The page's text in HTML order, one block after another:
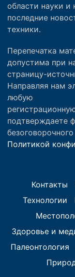
области науки и
последние
техники.
Перепечатка
допустима при
страницу-
Направляя нам
любую
подтверждаете
Политикой
Контакты
Технологии
Здоровье и
Палеонтология